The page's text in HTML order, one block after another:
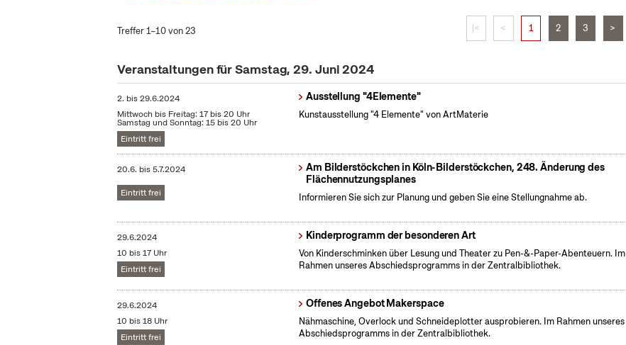
Treffer 1–10 von 23 |< < 1 2 3 >
Veranstaltungen für Samstag, 29. Juni 2024
2. bis29.6.2024
Mittwoch bis Freitag: 17 bis 20 Uhr
Samstag und Sonntag: 15 bis 20 Uhr
Eintritt frei
Ausstellung "4Elemente"
Kunstausstellung "4 Elemente" von ArtMaterie
20.6. bis5.7.2024
Eintritt frei
Am Bilderstöckchen in Köln-Bilderstöckchen, 248. Änderung des
Flächennutzungsplanes
Informieren Sie sich zur Planung und geben Sie eine Stellungnahme ab.
29.6.2024
10 bis 17 Uhr
Eintritt frei
Kinderprogramm der besonderen Art
Von Kinderschminken über Lesung und Theater zu Pen-&-Paper-Abenteuern. Im
Rahmen unseres Abschiedsprogramms in der Zentralbibliothek.
29.6.2024
10 bis 18 Uhr
Eintritt frei
Offenes Angebot Makerspace
Nähmaschine, Overlock und Schneideplotter ausprobieren. Im Rahmen unseres
Abschiedsprogramms in der Zentralbibliothek.